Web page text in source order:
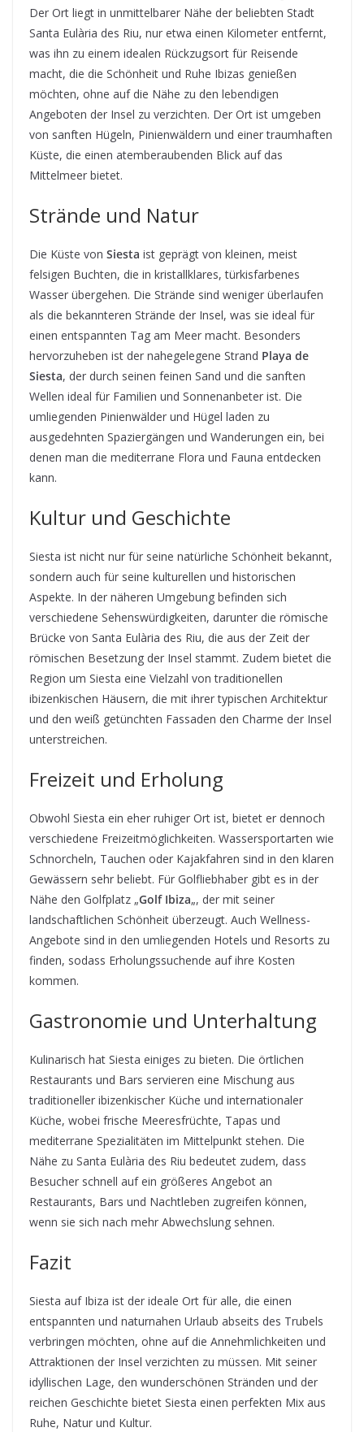
Der Ort liegt in unmittelbarer Nähe der beliebten Stadt
Santa Eulària des Riu, nur etwa einen Kilometer entfernt,
was ihn zu einem idealen Rückzugsort für Reisende
macht, die die Schönheit und Ruhe Ibizas genießen
möchten, ohne auf die Nähe zu den lebendigen
Angeboten der Insel zu verzichten. Der Ort ist umgeben
von sanften Hügeln, Pinienwäldern und einer traumhaften
Küste, die einen atemberaubenden Blick auf das
Mittelmeer bietet.
Strände und Natur
Die Küste von Siesta ist geprägt von kleinen, meist
felsigen Buchten, die in kristallklares, türkisfarbenes
Wasser übergehen. Die Strände sind weniger überlaufen
als die bekannteren Strände der Insel, was sie ideal für
einen entspannten Tag am Meer macht. Besonders
hervorzuheben ist der nahegelegene Strand Playa de
Siesta, der durch seinen feinen Sand und die sanften
Wellen ideal für Familien und Sonnenanbeter ist. Die
umliegenden Pinienwälder und Hügel laden zu
ausgedehnten Spaziergängen und Wanderungen ein, bei
denen man die mediterrane Flora und Fauna entdecken
kann.
Kultur und Geschichte
Siesta ist nicht nur für seine natürliche Schönheit bekannt,
sondern auch für seine kulturellen und historischen
Aspekte. In der näheren Umgebung befinden sich
verschiedene Sehenswürdigkeiten, darunter die römische
Brücke von Santa Eulària des Riu, die aus der Zeit der
römischen Besetzung der Insel stammt. Zudem bietet die
Region um Siesta eine Vielzahl von traditionellen
ibizenkischen Häusern, die mit ihrer typischen Architektur
und den weiß getünchten Fassaden den Charme der Insel
unterstreichen.
Freizeit und Erholung
Obwohl Siesta ein eher ruhiger Ort ist, bietet er dennoch
verschiedene Freizeitmöglichkeiten. Wassersportarten wie
Schnorcheln, Tauchen oder Kajakfahren sind in den klaren
Gewässern sehr beliebt. Für Golfliebhaber gibt es in der
Nähe den Golfplatz „Golf Ibiza„, der mit seiner
landschaftlichen Schönheit überzeugt. Auch Wellness-
Angebote sind in den umliegenden Hotels und Resorts zu
finden, sodass Erholungssuchende auf ihre Kosten
kommen.
Gastronomie und Unterhaltung
Kulinarisch hat Siesta einiges zu bieten. Die örtlichen
Restaurants und Bars servieren eine Mischung aus
traditioneller ibizenkischer Küche und internationaler
Küche, wobei frische Meeresfrüchte, Tapas und
mediterrane Spezialitäten im Mittelpunkt stehen. Die
Nähe zu Santa Eulària des Riu bedeutet zudem, dass
Besucher schnell auf ein größeres Angebot an
Restaurants, Bars und Nachtleben zugreifen können,
wenn sie sich nach mehr Abwechslung sehnen.
Fazit
Siesta auf Ibiza ist der ideale Ort für alle, die einen
entspannten und naturnahen Urlaub abseits des Trubels
verbringen möchten, ohne auf die Annehmlichkeiten und
Attraktionen der Insel verzichten zu müssen. Mit seiner
idyllischen Lage, den wunderschönen Stränden und der
reichen Geschichte bietet Siesta einen perfekten Mix aus
Ruhe, Natur und Kultur.